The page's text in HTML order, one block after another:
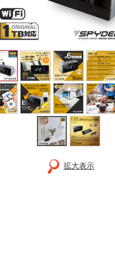
拡大表示